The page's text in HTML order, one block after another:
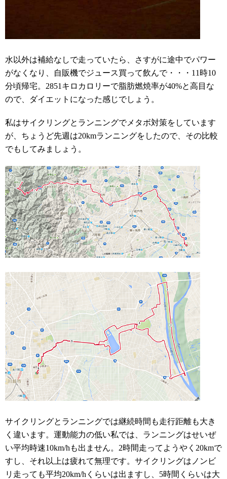
水以外は補給なしで走っていたら、さすがに途中でパワー
がなくなり、自販機でジュース買って飲んで・・・11時10
分頃帰宅。2851キロカロリーで脂肪燃焼率が40%と高目な
ので、ダイエットになった感じでしょう。
私はサイクリングとランニングでメタボ対策をしています
が、ちょうど先週は20kmランニングをしたので、その比較
でもしてみましょう。
サイクリングとランニングでは継続時間も走行距離も大き
く違います。運動能力の低い私では、ランニングはせいぜ
い平均時速10km/hも出ません。2時間走ってようやく20kmで
すし、それ以上は疲れて無理です。サイクリングはノンビ
リ走っても平均20km/hくらいは出ますし、5時間くらいは大